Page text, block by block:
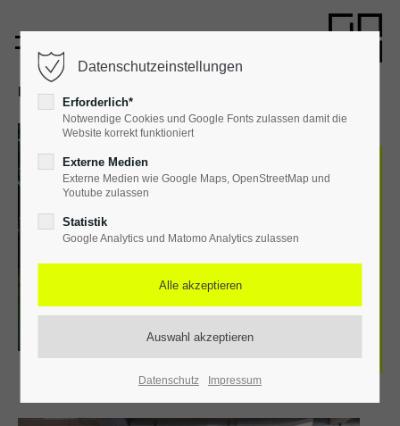
Projekte
Datenschutzeinstellungen
Erforderlich*
Notwendige Cookies und Google Fonts zulassen damit die
Website korrekt funktioniert
Externe Medien
Externe Medien wie Google Maps, OpenStreetMap und
Youtube zulassen
Statistik
Google Analytics und Matomo Analytics zulassen
Datenschutz Impressum